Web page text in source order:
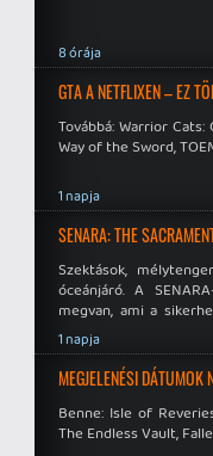
8 órája
GTA A NETFLIXEN – EZ
Továbbá: Warrior
Way of the Sword,
1 napja
SENARA: THE
Szektások,
óceánjáró. A
megvan, ami a
becsapós.
1 napja
MEGJELENÉSI DÁTUMOK
Benne: Isle of
The Endless Vault,